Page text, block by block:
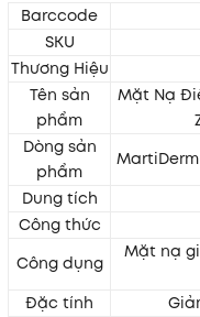
Barccode
SKU
Thương Hiệu
Tên sản
phẩm
Mặt Nạ
Dòng sản
phẩm
Dung tích
Công thức
Công dụng
Mặt nạ
Đặc tính